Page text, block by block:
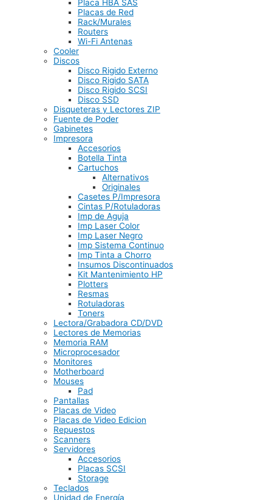
Placa HBA SAS
Placas de Red
Rack/Murales
Routers
Wi-Fi Antenas
Cooler
Discos
Disco Rigido Externo
Disco Rigido SATA
Disco Rigido SCSI
Disco SSD
Disqueteras y Lectores ZIP
Fuente de Poder
Gabinetes
Impresora
Accesorios
Botella Tinta
Cartuchos
Alternativos
Originales
Casetes P/Impresora
Cintas P/Rotuladoras
Imp de Aguja
Imp Laser Color
Imp Laser Negro
Imp Sistema Continuo
Imp Tinta a Chorro
Insumos Discontinuados
Kit Mantenimiento HP
Plotters
Resmas
Rotuladoras
Toners
Lectora/Grabadora CD/DVD
Lectores de Memorias
Memoria RAM
Microprocesador
Monitores
Motherboard
Mouses
Pad
Pantallas
Placas de Video
Placas de Video Edicion
Repuestos
Scanners
Servidores
Accesorios
Placas SCSI
Storage
Teclados
Unidad de Energía